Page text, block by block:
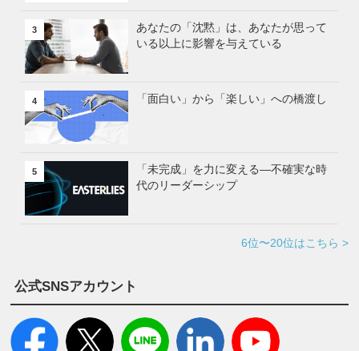
3
あなたの「沈黙」は、あなたが思って
いる以上に影響を与えている
4 「面白い」から「楽しい」への橋渡し
5
「未完成」を力に変える—不確実な時
代のリーダーシップ
6位〜20位はこちら >
公式SNSアカウント